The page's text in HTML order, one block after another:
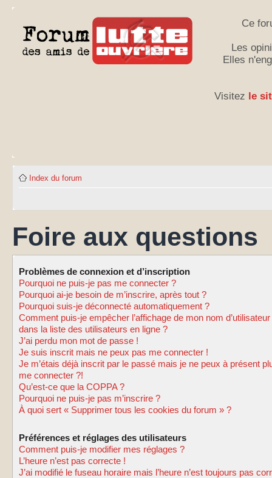
Ce
Les
Elles
Visitez le
Index du forum
Foire aux questions
Problèmes de connexion et d’inscription
Pourquoi ne puis-je pas me connecter ?
Pourquoi ai-je besoin de m’inscrire, après tout ?
Pourquoi suis-je déconnecté automatiquement ?
Comment puis-je empêcher l’affichage de mon nom d’utilisateur
dans la liste des utilisateurs en ligne ?
J’ai perdu mon mot de passe !
Je suis inscrit mais ne peux pas me connecter !
Je m’étais déjà inscrit par le passé mais je ne peux à présent
me connecter ?!
Qu’est-ce que la COPPA ?
Pourquoi ne puis-je pas m’inscrire ?
À quoi sert « Supprimer tous les cookies du forum » ?
Préférences et réglages des utilisateurs
Comment puis-je modifier mes réglages ?
L’heure n’est pas correcte !
J’ai modifié le fuseau horaire mais l’heure n’est toujours pas